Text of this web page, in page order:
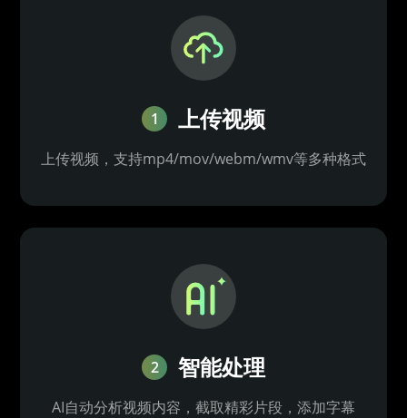
1 上传视频
上传视频，支持mp4/mov/webm/wmv等多种格式
2 智能处理
AI自动分析视频内容，截取精彩片段，添加字幕